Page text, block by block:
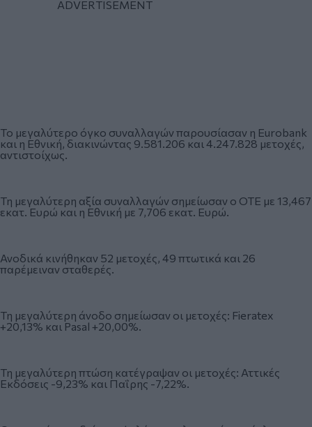
Το μεγαλύτερο όγκο συναλλαγών παρουσίασαν η Eurobank
και η Εθνική, διακινώντας 9.581.206 και 4.247.828 μετοχές,
αντιστοίχως.
Τη μεγαλύτερη αξία συναλλαγών σημείωσαν ο ΟΤΕ με 13,467
εκατ. Ευρώ και η Εθνική με 7,706 εκατ. Ευρώ.
Ανοδικά κινήθηκαν 52 μετοχές, 49 πτωτικά και 26
παρέμειναν σταθερές.
Τη μεγαλύτερη άνοδο σημείωσαν οι μετοχές: Fieratex
+20,13% και Pasal +20,00%.
Τη μεγαλύτερη πτώση κατέγραψαν οι μετοχές: Αττικές
Εκδόσεις -9,23% και Παΐρης -7,22%.